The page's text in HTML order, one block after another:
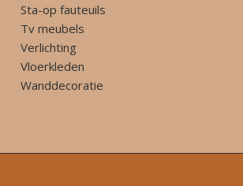
Sta-op fauteuils
Tv meubels
Verlichting
Vloerkleden
Wanddecoratie